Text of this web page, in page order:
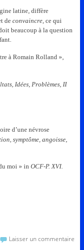
latine, diffère
de convaincre, ce qui
beaucoup à la question
à Romain Rolland »,
Idées, Problèmes, II
d’une névrose
symptôme, angoisse,
moi » in OCF-P. XVI.
Laisser un commentaire